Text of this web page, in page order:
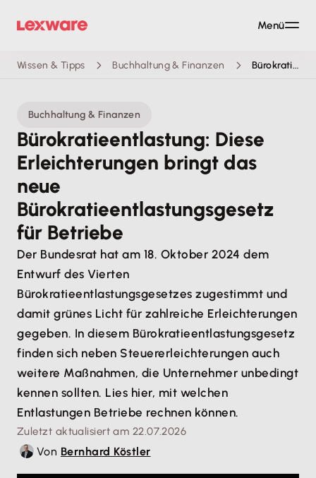
Wissen & Tipps Buchhaltung & Finanzen Bürokratieentlastung für Betriebe
Buchhaltung & Finanzen
Bürokratieentlastung: Diese
Erleichterungen bringt das
neue
Bürokratieentlastungsgesetz
für Betriebe
Der Bundesrat hat am 18. Oktober 2024 dem
Entwurf des Vierten
Bürokratieentlastungsgesetzes zugestimmt und
damit grünes Licht für zahlreiche Erleichterungen
gegeben. In diesem Bürokratieentlastungsgesetz
finden sich neben Steuererleichterungen auch
weitere Maßnahmen, die Unternehmer unbedingt
kennen sollten. Lies hier, mit welchen
Entlastungen Betriebe rechnen können.
Zuletzt aktualisiert am 22.07.2026
Von Bernhard Köstler
Menü